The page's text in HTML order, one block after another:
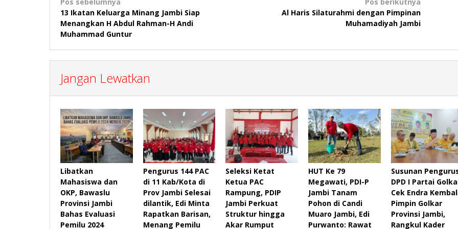
pos
13 Ikatan Keluarga Minang Jambi Siap
Menangkan H Abdul Rahman-H Andi
Muhammad Guntur
Al Haris Silaturahmi dengan Pimpinan
Muhamadiyah Jambi
Jangan Lewatkan
Libatkan
Mahasiswa dan
OKP, Bawaslu
Provinsi Jambi
Bahas Evaluasi
Pemilu 2024
Pengurus 144 PAC
di 11 Kab/Kota di
Prov Jambi Selesai
dilantik, Edi Minta
Rapatkan Barisan,
Menang Pemilu
Seleksi Ketat
Ketua PAC
Rampung, PDIP
Jambi Perkuat
Struktur hingga
Akar Rumput
HUT Ke 79
Megawati, PDI-P
Jambi Tanam
Pohon di Candi
Muaro Jambi, Edi
Purwanto: Rawat
Susunan
DPD I Partai
Cek Endra
Pimpin Golkar
Provinsi Jambi,
Rangkul Kader